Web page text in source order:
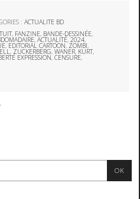
:ACTUALITE BD
, FANZINE, BANDE-DESSINÉE,
,ACTUALITÉ,2024,
, EDITORIAL CARTOON, ZOMBI,
, ZUCKERBERG,WANER, KURT,
EXPRESSION,CENSURE,